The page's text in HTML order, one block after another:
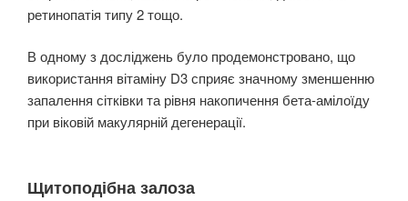
ретинопатія типу 2 тощо.
В одному з досліджень було продемонстровано, що
використання вітаміну D3 сприяє значному зменшенню
запалення сітківки та рівня накопичення бета-амілоїду
при віковій макулярній дегенерації.
Щитоподібна залоза